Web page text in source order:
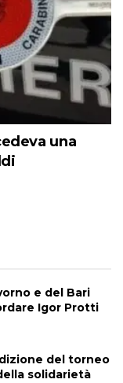
una
e del Bari
Igor Protti
del torneo
solidarietà